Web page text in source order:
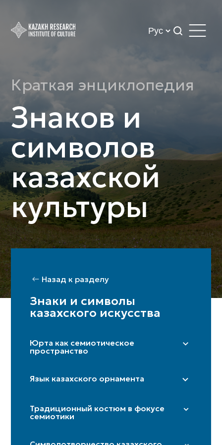
Краткая энциклопедия
Знаков и
символов
казахской
культуры
Назад к разделу
Знаки и символы
казахского искусства
Юрта как семиотическое
пространство
Кереге/қанат
Язык казахского орнамента
«Күн көзі» (глаз солнца)
«Шимай» (спираль)
Традиционный костюм в фокусе
семиотики